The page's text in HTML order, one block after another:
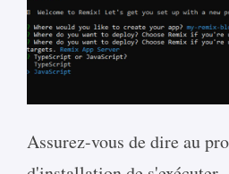
Assurez-vous de dire au